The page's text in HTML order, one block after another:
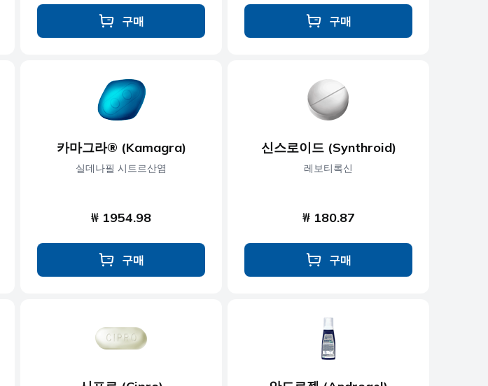
구매 구매
카마그라® (Kamagra)
실데나필 시트르산염
₩ 1954.98
구매
신스로이드 (Synthroid)
레보티록신
₩ 180.87
구매